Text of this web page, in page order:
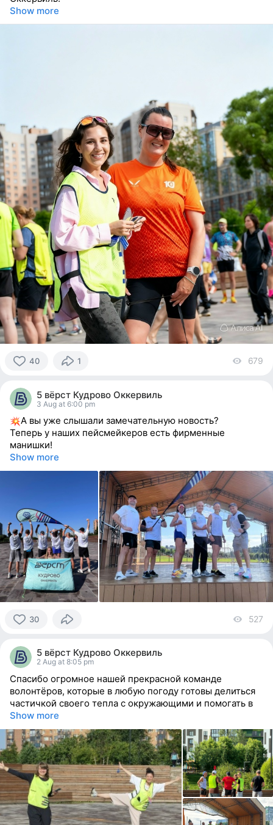
Show more
40
people
reacted
1 679
5 вёрст Кудрово Оккервиль
3 Aug at 6:00 pm
А вы уже слышали замечательную новость?
Теперь у наших пейсмейкеров есть фирменные
манишки!
Show more
30
people
reacted
527
5 вёрст Кудрово Оккервиль
2 Aug at 8:05 pm
Спасибо огромное нашей прекрасной команде
волонтёров, которые в любую погоду готовы делиться
частичкой своего тепла с окружающими и помогать в
Show more